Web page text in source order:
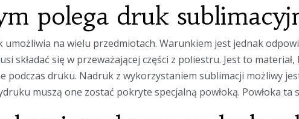
polega druk
umożliwia na wielu przedmiotach. Warunkiem jest jednak
składać się w przeważającej części z poliestru. Jest to
podczas druku. Nadruk z wykorzystaniem sublimacji możliwy
muszą one zostać pokryte specjalną powłoką. Powłoka ta